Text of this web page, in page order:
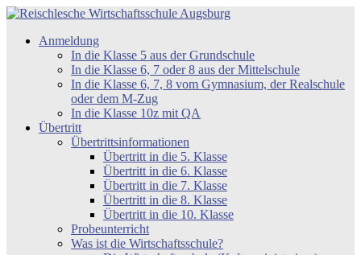
Zum
springen
Reischlesche
Wirtschaftsschule
Anmeldung
In die Klasse 5 aus der Grundschule
In die Klasse 6, 7 oder 8 aus der Mittelschule
In die Klasse 6, 7, 8 vom Gymnasium, der Realschule
oder dem M-Zug
In die Klasse 10z mit QA
Übertritt
Übertrittsinformationen
Übertritt in die 5. Klasse
Übertritt in die 6. Klasse
Übertritt in die 7. Klasse
Übertritt in die 8. Klasse
Übertritt in die 10. Klasse
Probeunterricht
Was ist die Wirtschaftsschule?